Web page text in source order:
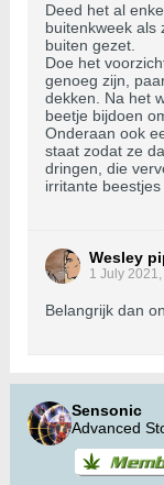
Deed het al
buitenkweek als
buiten gezet.
Doe het
genoeg zijn,
dekken. Na het
beetje bijdoen
Onderaan ook
staat zodat ze
dringen, die
irritante beestjes
Wesley
1 July
Belangrijk dan
Sensonic
Advanced